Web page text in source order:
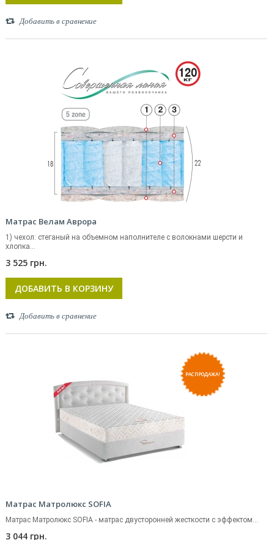
Добавить в сравнение
Матрас Велам Аврора
1) чехол: стеганый на объемном наполнителе с волокнами шерсти и
хлопка...
3 525 грн.
ДОБАВИТЬ В КОРЗИНУ
Добавить в сравнение
РАСПРОДАЖА!
Матрас Матролюкс SOFIA
Матрас Матролюкс SOFIA - матрас двусторонней жесткости с эффектом...
3 044 грн.